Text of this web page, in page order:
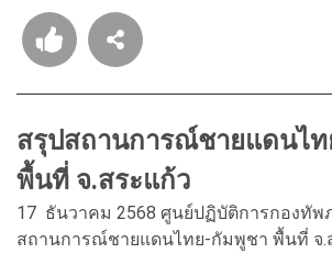
สรุปสถานการณ์ชายแดนไ
พื้นที่ จ.สระแก้ว
17 ธันวาคม 2568 ศูนย์ปฏิบัติการกองทัพ
สถานการณ์ชายแดนไทย-กัมพูชา พื้นที่ จ.